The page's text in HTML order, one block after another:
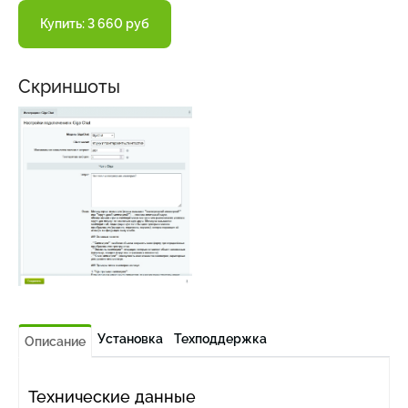
Купить: 3 660 руб
Скриншоты
Описание Установка Техподдержка
Технические данные